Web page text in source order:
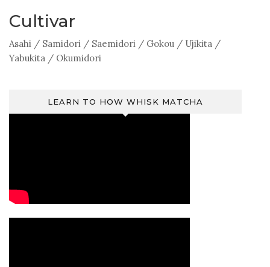
Cultivar
Asahi / Samidori / Saemidori / Gokou / Ujikita /
Yabukita / Okumidori
LEARN TO HOW WHISK MATCHA